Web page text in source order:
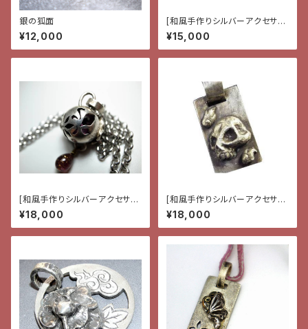
銀の狐面
¥12,000
[和風手作りシルバーアクセサリ
ー]ペンダント・髑髏と鬼火
¥15,000
[和風手作りシルバーアクセサリ
ー]ペンダント・花と蝶と雫
¥18,000
[和風手作りシルバーアクセサリ
ー]ペンダント・髑髏と月
¥18,000